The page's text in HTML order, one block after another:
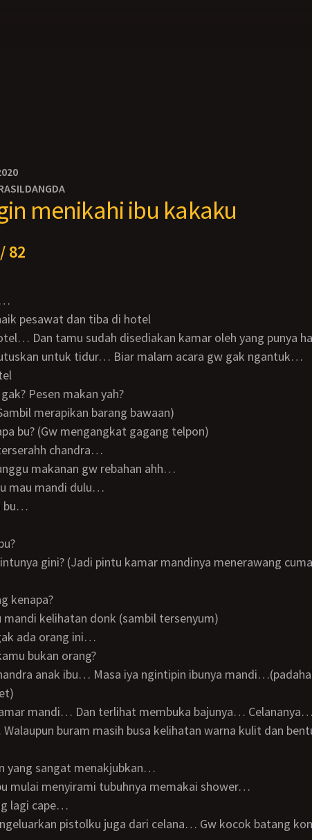
menikahi ibu kakaku
82
pesawat dan tiba di hotel
Dan tamu sudah disediakan kamar oleh yang punya
untuk tidur… Biar malam acara gw gak ngantuk…
gak? Pesen makan yah?
merapikan barang bawaan)
bu? (Gw mengangkat gagang telpon)
chandra…
makanan gw rebahan ahh…
mau mandi dulu…
bu…
kenapa?
mandi kelihatan donk (sambil tersenyum)
ada orang ini…
bukan orang?
buram masih busa kelihatan warna kulit dan
yang sangat menakjubkan…
mulai menyirami tubuhnya memakai shower…
lagi cape…